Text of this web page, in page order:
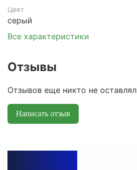
Цвет
серый
Все характеристики
Отзывы
Отзывов еще никто не оставлял
Написать отзыв